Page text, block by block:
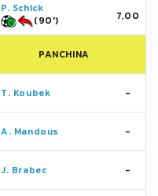
P. Schick
(90')
7,00
PANCHINA
T. Koubek -
A. Mandous -
J. Brabec -